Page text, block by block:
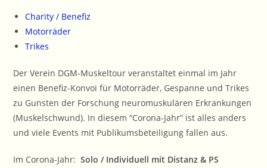
Charity / Benefiz
Motorräder
Trikes
Der Verein DGM-Muskeltour veranstaltet einmal im Jahr
einen Benefiz-Konvoi für Motorräder, Gespanne und Trikes
zu Gunsten der Forschung neuromuskulären Erkrankungen
(Muskelschwund). In diesem “Corona-Jahr” ist alles anders
und viele Events mit Publikumsbeteiligung fallen aus.
Im Corona-Jahr:Solo / Individuell mit Distanz & PS